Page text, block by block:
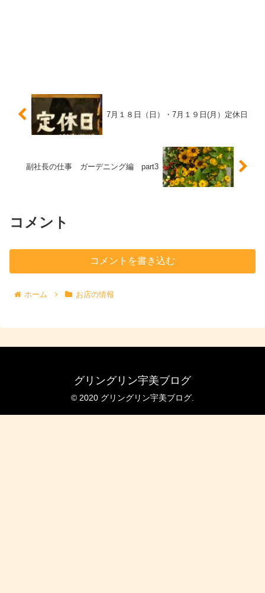
7月１８日（日）・7月１９日(月）定休日
副社長の仕事 ガーデニング編 part3
コメント
コメントを書き込む
ホーム お店の情報
グリングリン宇美ブログ
© 2020 グリングリン宇美ブログ.